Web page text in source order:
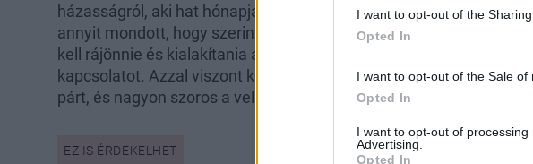
I want to opt-out of the
Opted In
I want to opt-out of the Sale of
Opted In
I want to opt-out of
Advertising.
Opted In
házasságról, aki hat hónapja
vette feleségül Nicola Peltz. Ő
annyit mondott, hogy szerinte sosem jó ötlet jó tanácsot adni,
kell rájönnie és kialakítania a tökéletes receptet, hogy aztán jól
kapcsolatot. Azzal viszont kiegészítette, hogy természetesen
párt, és nagyon szoros a velük való kapcsolata.